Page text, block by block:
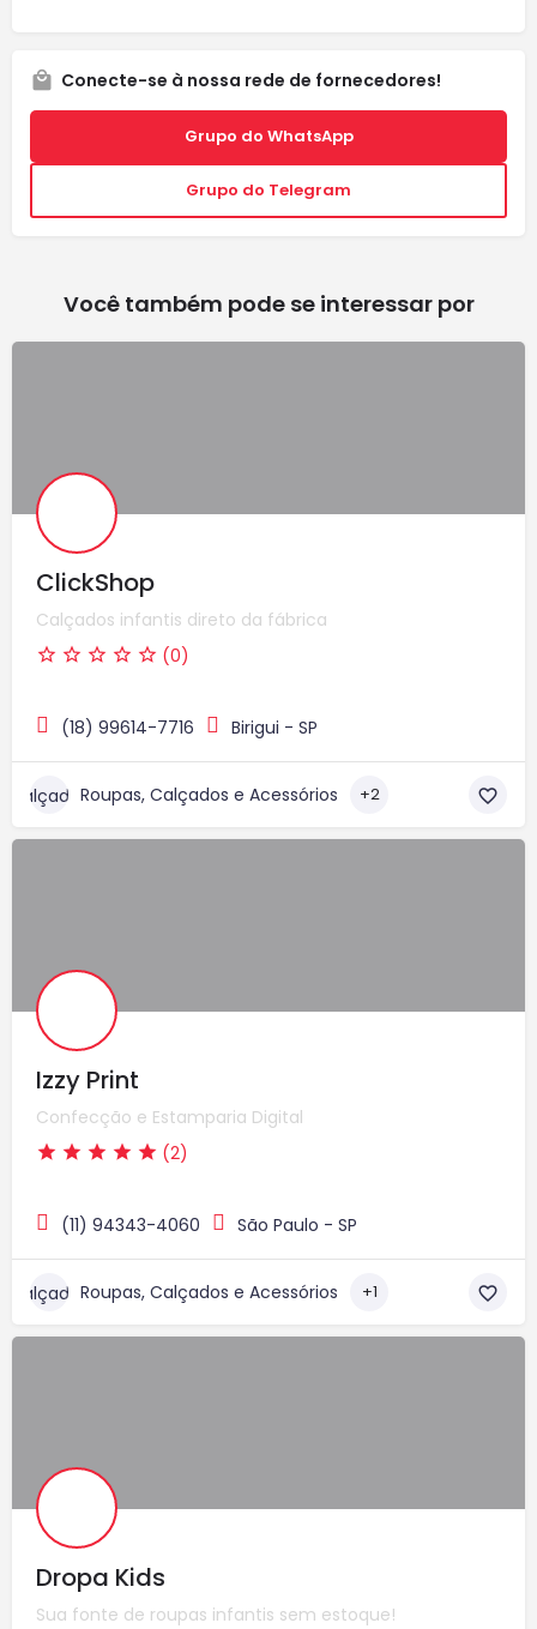
Conecte-se à nossa rede de fornecedores!
Grupo do WhatsApp
Grupo do Telegram
Você também pode se interessar por
ClickShop
Calçados infantis direto da fábrica
(0)
(18) 99614-7716 Birigui - SP
Roupas, Calçados e Acessórios +2
Izzy Print
Confecção e Estamparia Digital
(2)
(11) 94343-4060 São Paulo - SP
Roupas, Calçados e Acessórios +1
Dropa Kids
Sua fonte de roupas infantis sem estoque!